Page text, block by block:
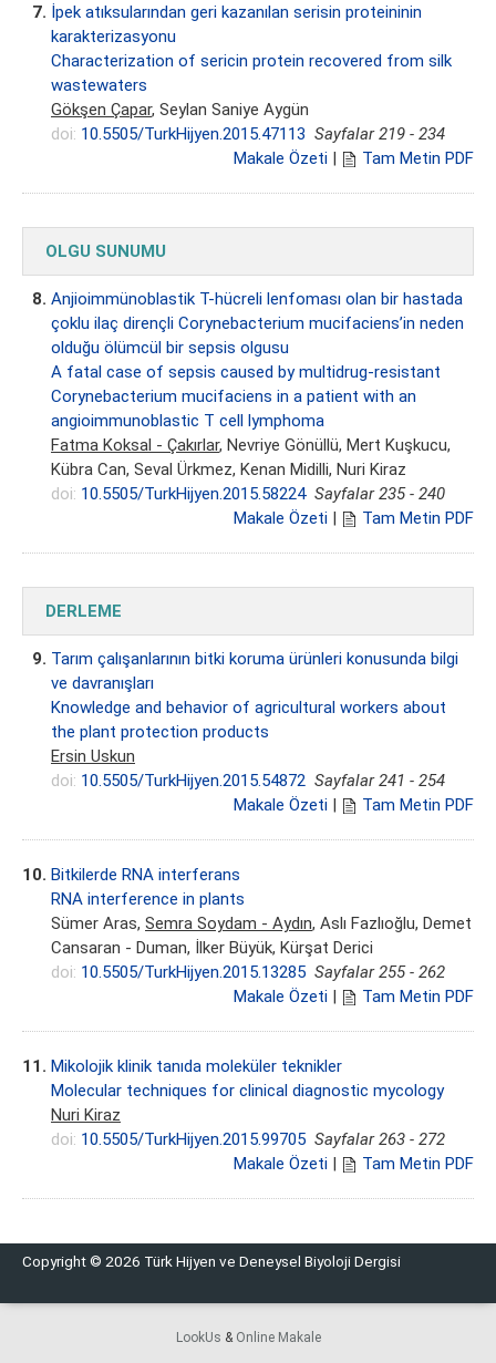
7. İpek atıksularından geri kazanılan serisin proteininin
karakterizasyonu
Characterization of sericin protein recovered from silk
wastewaters
Gökşen Çapar, Seylan Saniye Aygün
doi: 10.5505/TurkHijyen.2015.47113 Sayfalar 219 - 234
Makale Özeti | Tam Metin PDF
OLGU SUNUMU
8. Anjioimmünoblastik T-hücreli lenfoması olan bir hastada
çoklu ilaç dirençli Corynebacterium mucifaciens’in neden
olduğu ölümcül bir sepsis olgusu
A fatal case of sepsis caused by multidrug-resistant
Corynebacterium mucifaciens in a patient with an
angioimmunoblastic T cell lymphoma
Fatma Koksal - Çakırlar, Nevriye Gönüllü, Mert Kuşkucu,
Kübra Can, Seval Ürkmez, Kenan Midilli, Nuri Kiraz
doi: 10.5505/TurkHijyen.2015.58224 Sayfalar 235 - 240
Makale Özeti | Tam Metin PDF
DERLEME
9. Tarım çalışanlarının bitki koruma ürünleri konusunda bilgi
ve davranışları
Knowledge and behavior of agricultural workers about
the plant protection products
Ersin Uskun
doi: 10.5505/TurkHijyen.2015.54872 Sayfalar 241 - 254
Makale Özeti | Tam Metin PDF
10. Bitkilerde RNA interferans
RNA interference in plants
Sümer Aras, Semra Soydam - Aydın, Aslı Fazlıoğlu, Demet
Cansaran - Duman, İlker Büyük, Kürşat Derici
doi: 10.5505/TurkHijyen.2015.13285 Sayfalar 255 - 262
Makale Özeti | Tam Metin PDF
11. Mikolojik klinik tanıda moleküler teknikler
Molecular techniques for clinical diagnostic mycology
Nuri Kiraz
doi: 10.5505/TurkHijyen.2015.99705 Sayfalar 263 - 272
Makale Özeti | Tam Metin PDF
Copyright © 2026 Türk Hijyen ve Deneysel Biyoloji Dergisi
LookUs & Online Makale